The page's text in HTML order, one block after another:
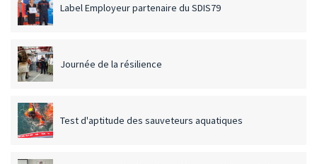
Label Employeur partenaire du SDIS79
Journée de la résilience
Test d'aptitude des sauveteurs aquatiques